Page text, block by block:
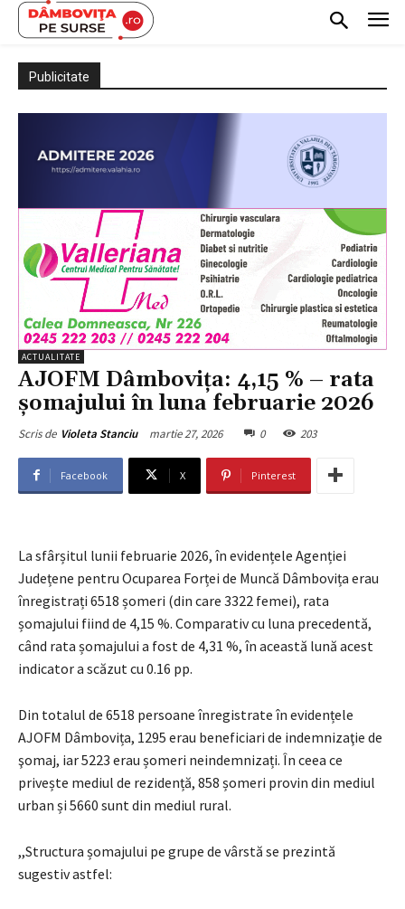
Publicitate
ACTUALITATE
AJOFM Dâmbovița: 4,15 % – rata
şomajului în luna februarie 2026
Scris de Violeta Stanciu martie 27, 2026 0 203
Facebook X Pinterest
La sfârșitul lunii februarie 2026, în evidențele Agenției
Județene pentru Ocuparea Forței de Muncă Dâmbovița erau
înregistrați 6518 șomeri (din care 3322 femei), rata
șomajului fiind de 4,15 %. Comparativ cu luna precedentă,
când rata șomajului a fost de 4,31 %, în această lună acest
indicator a scăzut cu 0.16 pp.
Din totalul de 6518 persoane înregistrate în evidențele
AJOFM Dâmbovița, 1295 erau beneficiari de indemnizaţie de
şomaj, iar 5223 erau șomeri neindemnizați. În ceea ce
privește mediul de rezidență, 858 șomeri provin din mediul
urban și 5660 sunt din mediul rural.
,,Structura șomajului pe grupe de vârstă se prezintă
sugestiv astfel: